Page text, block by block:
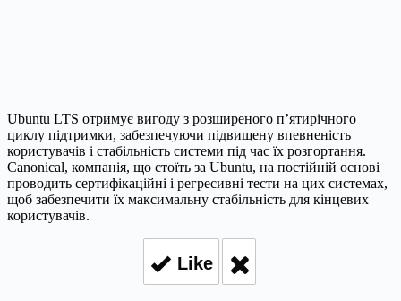
Ubuntu LTS отримує вигоду з розширеного п’ятирічного
циклу підтримки, забезпечуючи підвищену впевненість
користувачів і стабільність системи під час їх розгортання.
Canonical, компанія, що стоїть за Ubuntu, на постійній основі
проводить сертифікаційні і регресивні тести на цих системах,
щоб забезпечити їх максимальну стабільність для кінцевих
користувачів.
Like